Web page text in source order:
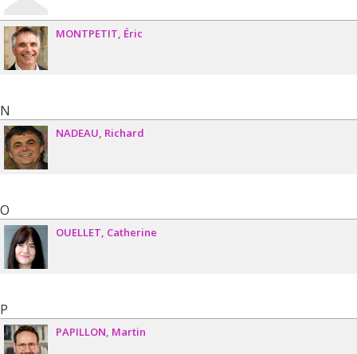
MONTPETIT Éric
N
NADEAU Richard
O
OUELLET Catherine
P
PAPILLON Martin